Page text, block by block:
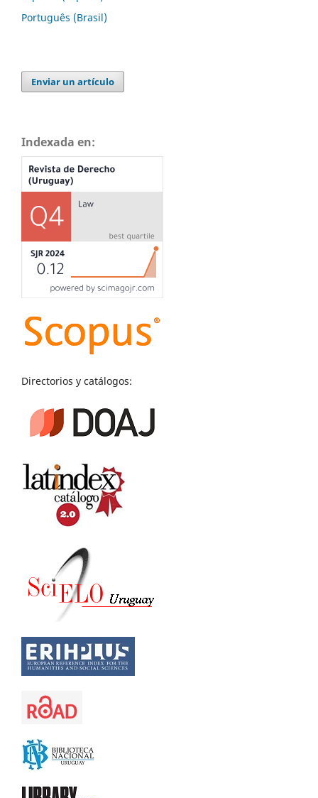
Português (Brasil)
Enviar un artículo
Indexada en:
Directorios y catálogos: